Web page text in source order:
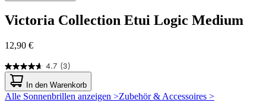
Victoria Collection Etui Logic Medium
12,90 €
4.7 (3)
4.7
von
5
Sternen.
In den Warenkorb
Alle Sonnenbrillen anzeigen >Zubehör & Accessoires >